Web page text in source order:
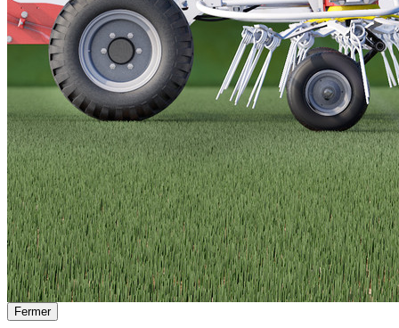
Fermer